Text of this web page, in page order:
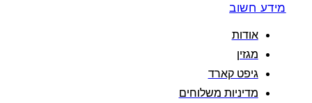
מידע חשוב
אודות
מגזין
גיפט קארד
מדיניות משלוחים